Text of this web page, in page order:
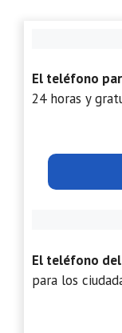
El teléfono
24 horas y
El teléfono del
para los